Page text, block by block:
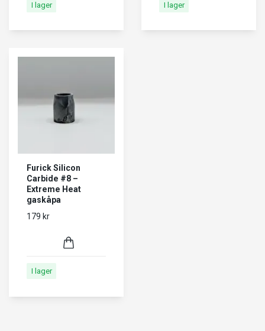
I lager I lager
Furick Silicon
Carbide #8 –
Extreme Heat
gaskåpa
179 kr
I lager